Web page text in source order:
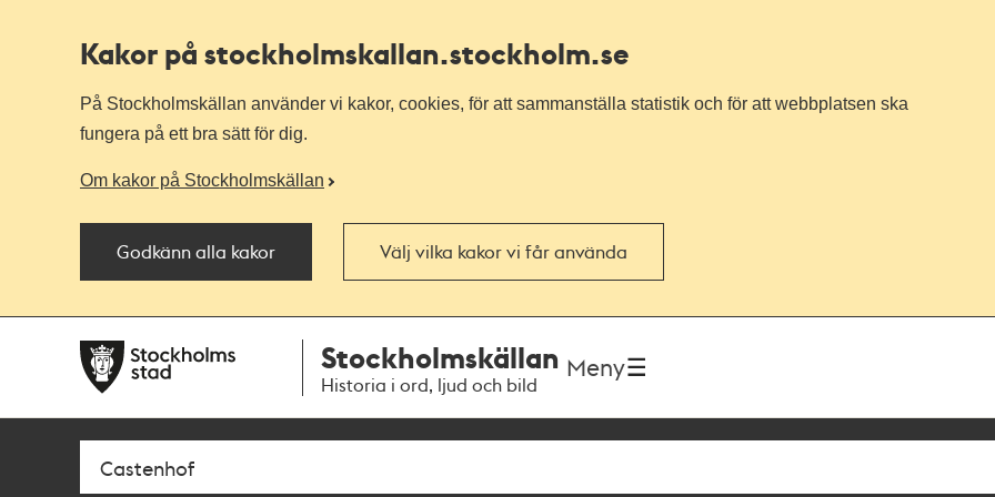
Kakor på stockholmskallan.stockholm.se
På Stockholmskällan använder vi kakor, cookies, för att sammanställa statistik och för att webbplatsen ska
fungera på ett bra sätt för dig.
Om kakor på Stockholmskällan
Godkänn alla kakor Välj vilka kakor vi får använda
navigationen
huvudinnehållet
Stockholmskällan
Historia i ord, ljud och bild
Meny
Sök